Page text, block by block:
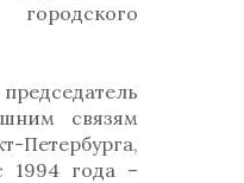
связям
1994 года –